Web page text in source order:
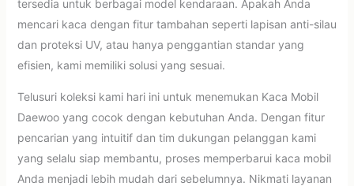
tersedia untuk berbagai model kendaraan. Apakah Anda
mencari kaca dengan fitur tambahan seperti lapisan anti-silau
dan proteksi UV, atau hanya penggantian standar yang
efisien, kami memiliki solusi yang sesuai.
Telusuri koleksi kami hari ini untuk menemukan Kaca Mobil
Daewoo yang cocok dengan kebutuhan Anda. Dengan fitur
pencarian yang intuitif dan tim dukungan pelanggan kami
yang selalu siap membantu, proses memperbarui kaca mobil
Anda menjadi lebih mudah dari sebelumnya. Nikmati layanan